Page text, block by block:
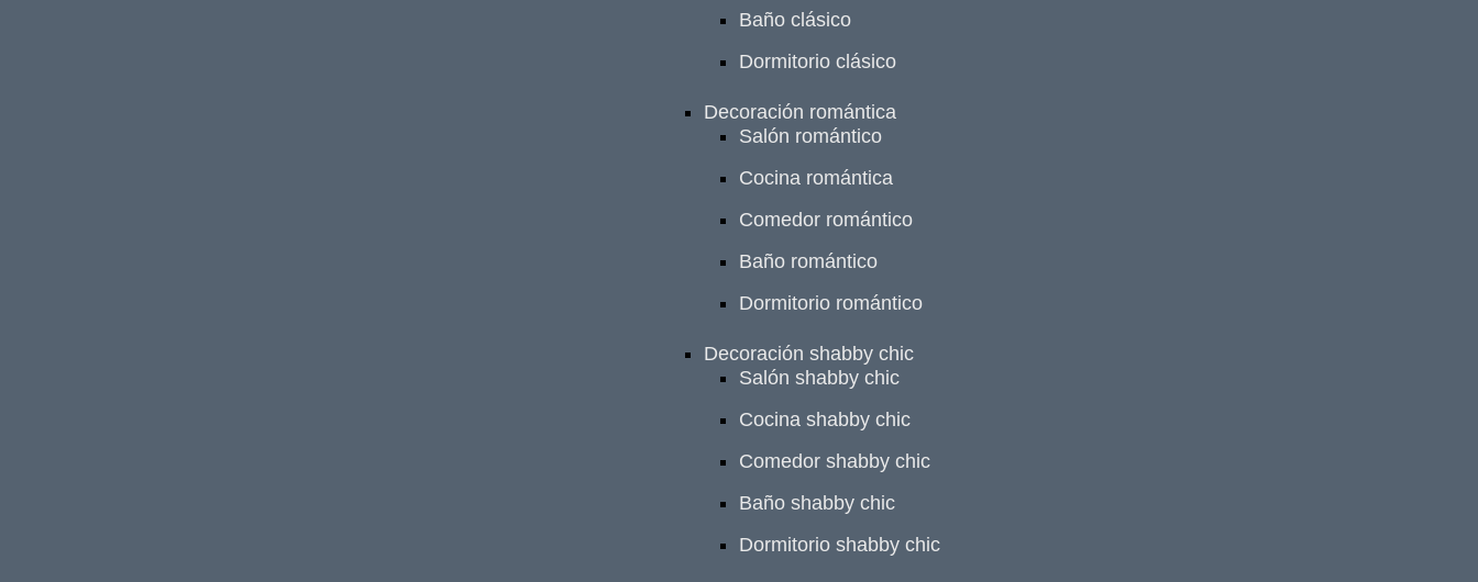
Baño clásico
Dormitorio clásico
Decoración romántica
Salón romántico
Cocina romántica
Comedor romántico
Baño romántico
Dormitorio romántico
Decoración shabby chic
Salón shabby chic
Cocina shabby chic
Comedor shabby chic
Baño shabby chic
Dormitorio shabby chic